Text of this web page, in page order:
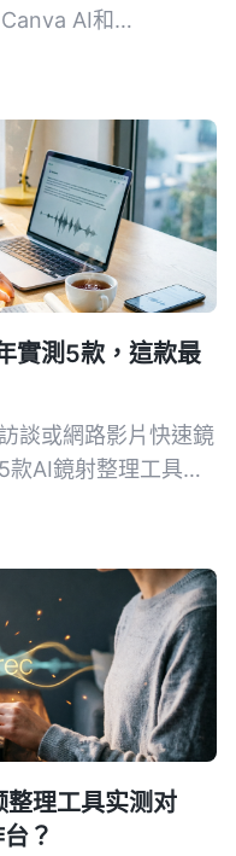
AI和
。
實測5款，這款最
談或網路影片快速鏡
AI鏡射整理工具，
理工具实测对
？